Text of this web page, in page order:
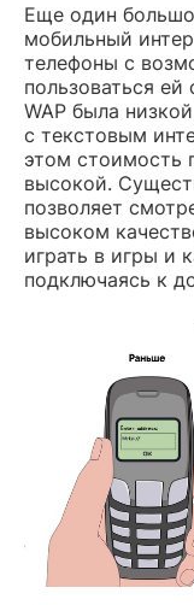
Еще один
мобильный
телефоны с
пользоваться ей
WAP была
с текстовым
этом стоимость
высокой.
позволяет
высоком
играть в игры и
подключаясь к